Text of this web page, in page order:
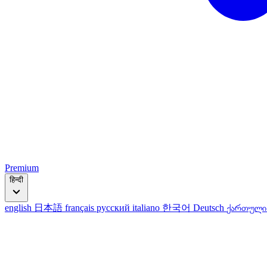
Premium
हिन्दी
english 日本語 français русский italiano 한국어 Deutsch ქართული